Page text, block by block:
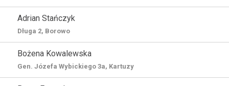
Adrian Stańczyk
Długa 2, Borowo
Bożena Kowalewska
Gen. Józefa Wybickiego 3a, Kartuzy